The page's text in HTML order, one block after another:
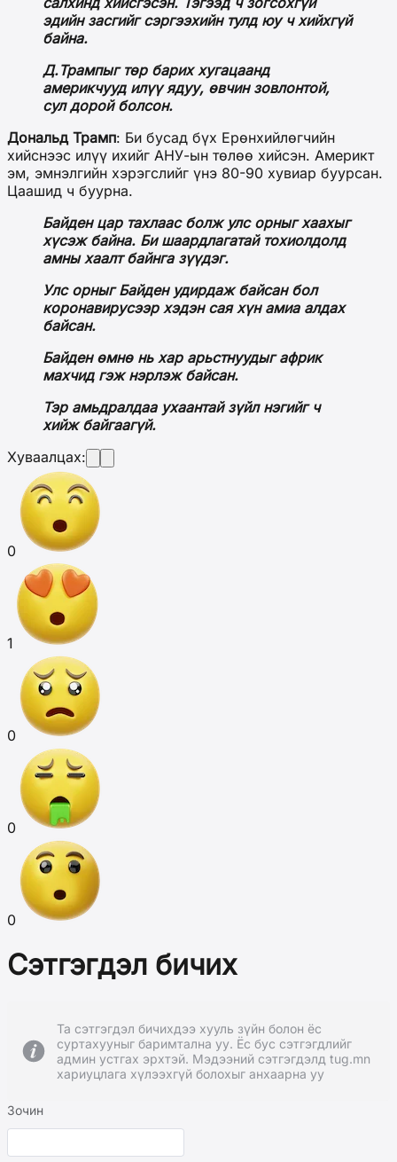
эдийн засгийг сэргээхийн тулд юу ч хийхгүй
байна.
Д.Трампыг төр барих хугацаанд
америкчууд илүү ядуу, өвчин зовлонтой,
сул дорой болсон.
Дональд Трамп: Би бусад бүх Ерөнхийлөгчийн
хийснээс илүү ихийг АНУ-ын төлөө хийсэн. Америкт
эм, эмнэлгийн хэрэгслийг үнэ 80-90 хувиар буурсан.
Цаашид ч буурна.
Байден цар тахлаас болж улс орныг хаахыг
хүсэж байна. Би шаардлагатай тохиолдолд
амны хаалт байнга зүүдэг.
Улс орныг Байден удирдаж байсан бол
коронавирусээр хэдэн сая хүн амиа алдах
байсан.
Байден өмнө нь хар арьстнуудыг африк
махчид гэж нэрлэж байсан.
Тэр амьдралдаа ухаантай зүйл нэгийг ч
хийж байгаагүй.
Хуваалцах:
0
1
0
0
0
Сэтгэгдэл бичих
Та сэтгэгдэл бичихдээ хууль зүйн болон ёс
суртахууныг баримтална уу. Ёс бус сэтгэгдлийг
админ устгах эрхтэй. Мэдээний сэтгэгдэлд tug.mn
хариуцлага хүлээхгүй болохыг анхаарна уу
Зочин